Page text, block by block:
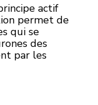
actif
permet de
qui se
des
par les